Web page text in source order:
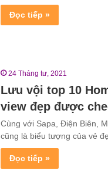
Đọc tiếp »
24 Tháng tư, 2021
Lưu vội top 10
view đẹp được
Cùng với Sapa, Điện Biên,
cũng là biểu tượng của vẻ
Đọc tiếp »